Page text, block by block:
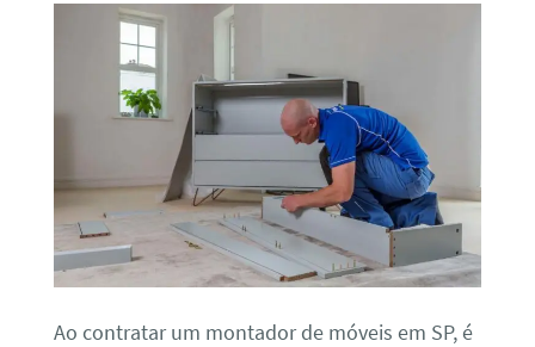
Ao contratar um montador de móveis em SP, é